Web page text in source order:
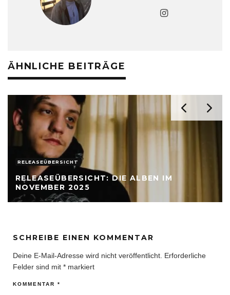
ÄHNLICHE BEITRÄGE
RELEASEÜBERSICHT
RELEASEÜBERSICHT: DIE ALBEN IM
NOVEMBER 2025
SCHREIBE EINEN KOMMENTAR
Deine E-Mail-Adresse wird nicht veröffentlicht. Erforderliche
Felder sind mit * markiert
KOMMENTAR *